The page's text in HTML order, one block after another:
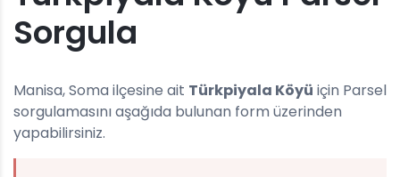
Sorgula
Manisa, Soma ilçesine ait Türkpiyala Köyü için Parsel
sorgulamasını aşağıda bulunan form üzerinden
yapabilirsiniz.